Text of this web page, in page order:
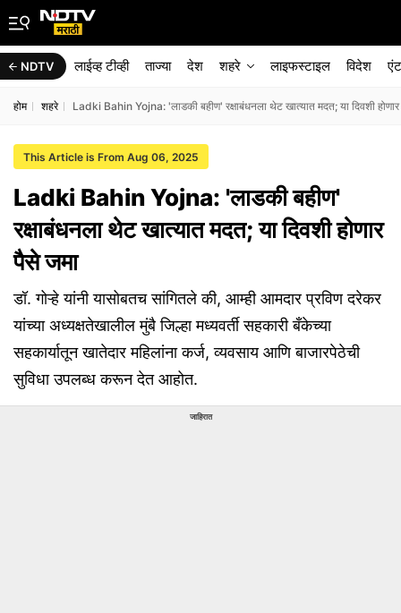
NDTV लाईव्ह टीव्ही ताज्या देश शहरे लाइफस्टाइल विदेश
होम शहरे Ladki Bahin Yojna: 'लाडकी बहीण' रक्षाबंधनला थेट खात्यात मदत; या दिवशी
This Article is From Aug 06, 2025
Ladki Bahin Yojna: 'लाडकी बहीण'
रक्षाबंधनला थेट खात्यात मदत; या दिवशी होणार
पैसे जमा
डॉ. गोऱ्हे यांनी यासोबतच सांगितले की, आम्ही आमदार प्रविण दरेकर
यांच्या अध्यक्षतेखालील मुंबै जिल्हा मध्यवर्ती सहकारी बँकेच्या
सहकार्यातून खातेदार महिलांना कर्ज, व्यवसाय आणि बाजारपेठेची
सुविधा उपलब्ध करून देत आहोत.
जाहिरात